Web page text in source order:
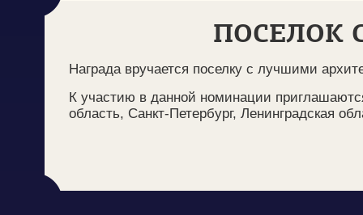
ПОСЕЛОК
Награда вручается поселку с лучшими
К участию в данной номинации
область, Санкт-Петербург, Ленинградская